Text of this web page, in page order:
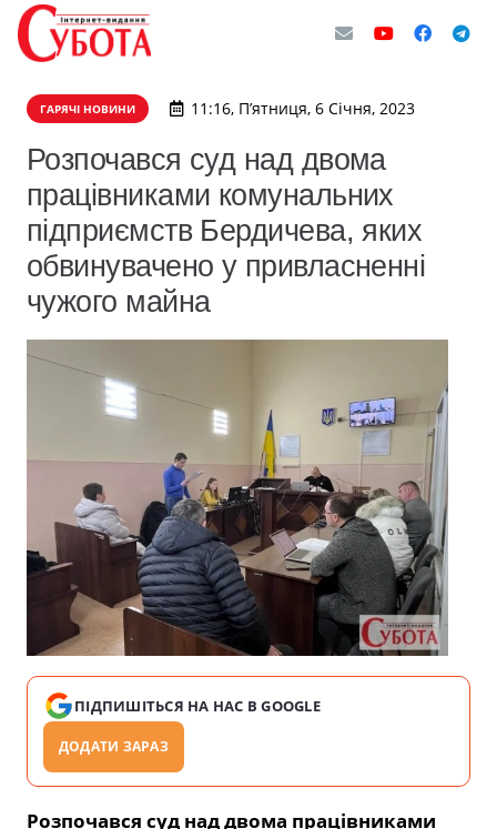
ГАРЯЧІ НОВИНИ 11:16, П’ятниця, 6 Січня, 2023
Розпочався суд над двома
працівниками комунальних
підприємств Бердичева, яких
обвинувачено у привласненні
чужого майна
ПІДПИШІТЬСЯ НА НАС В GOOGLE
ДОДАТИ ЗАРАЗ
Розпочався суд над двома працівниками